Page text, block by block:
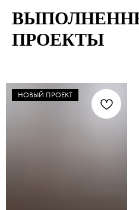
ПРОЕКТЫ
НОВЫЙ ПРОЕКТ